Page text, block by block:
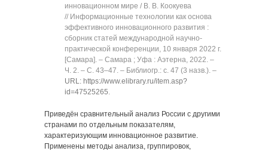
инновационном мире / В. В. Коокуева
// Информационные технологии как основа
эффективного инновационного развития :
сборник статей международной научно-
практической конференции, 10 января 2022 г.
[Самара]. ‒ Самара ; Уфа : Аэтерна, 2022. ‒
Ч. 2. ‒ C. 43‒47. ‒ Библиогр.: с. 47 (3 назв.). ‒
URL: https://www.elibrary.ru/item.asp?
id=47525265.
Приведён сравнительный анализ России с другими
странами по отдельным показателям,
характеризующим инновационное развитие.
Применены методы анализа, группировок,